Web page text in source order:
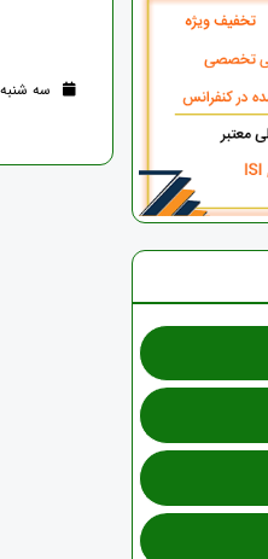
سه شنبه 16 خرداد 1402 (3 سال